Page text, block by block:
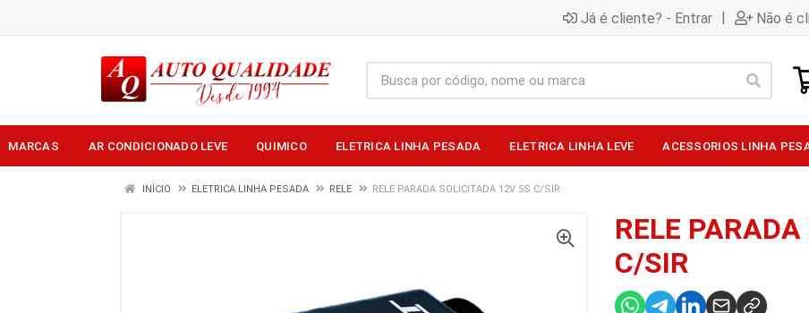
Já é cliente? - Entrar | Não é
MARCAS AR CONDICIONADO LEVE QUIMICO ELETRICA LINHA PESADA ELETRICA LINHA LEVE ACESSORIOS LINHA
INÍCIO ELETRICA LINHA PESADA RELE RELE PARADA SOLICITADA 12V 5S C/SIR
RELE
C/SIR